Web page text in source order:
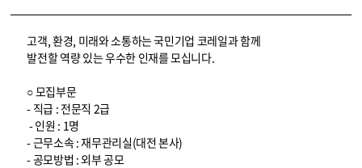
코레일소개_경영공시_채용공고 상세보기 – 내용, 파일, 담당자 연락처로 구성
고객, 환경, 미래와 소통하는 국민기업 코레일과 함께
발전할 역량 있는 우수한 인재를 모십니다.
○ 모집부문
- 직급 : 전문직 2급
- 인원 : 1명
- 근무소속 : 재무관리실(대전 본사)
- 공모방법 : 외부 공모